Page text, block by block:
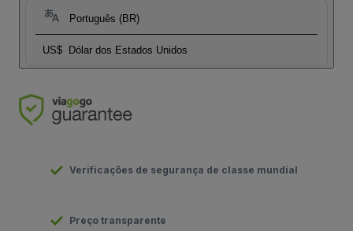
Português (BR)
US$ Dólar dos Estados Unidos
Verificações de segurança de classe mundial
Preço transparente